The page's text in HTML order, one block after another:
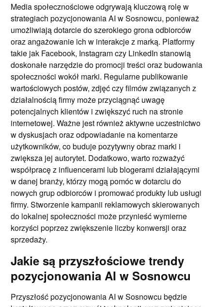
Media społecznościowe odgrywają kluczową rolę w
strategiach pozycjonowania AI w Sosnowcu, ponieważ
umożliwiają dotarcie do szerokiego grona odbiorców
oraz angażowanie ich w interakcje z marką. Platformy
takie jak Facebook, Instagram czy LinkedIn stanowią
doskonałe narzędzie do promocji treści oraz budowania
społeczności wokół marki. Regularne publikowanie
wartościowych postów, zdjęć czy filmów związanych z
działalnością firmy może przyciągnąć uwagę
potencjalnych klientów i zwiększyć ruch na stronie
internetowej. Ważne jest również aktywne uczestnictwo
w dyskusjach oraz odpowiadanie na komentarze
użytkowników, co buduje pozytywny obraz marki i
zwiększa jej autorytet. Dodatkowo, warto rozważyć
współpracę z influencerami lub blogerami działającymi
w danej branży, którzy mogą pomóc w dotarciu do
nowych grup odbiorców i promować produkty lub usługi
firmy. Stworzenie kampanii reklamowych skierowanych
do lokalnej społeczności może przynieść wymierne
korzyści poprzez zwiększenie liczby konwersji oraz
sprzedaży.
Jakie są przyszłościowe trendy
pozycjonowania AI w Sosnowcu
Przyszłość pozycjonowania AI w Sosnowcu będzie